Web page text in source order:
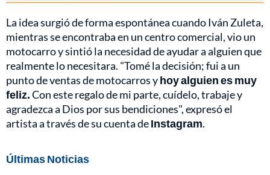
La idea surgió de forma espontánea cuando Iván Zuleta,
mientras se encontraba en un centro comercial, vio un
motocarro y sintió la necesidad de ayudar a alguien que
realmente lo necesitara. "Tomé la decisión; fui a un
punto de ventas de motocarros yhoy alguien es muy
feliz.Con este regalo de mi parte, cuídelo, trabaje y
agradezca a Dios por sus bendiciones", expresó el
artista a través de su cuenta deInstagram.
Últimas Noticias